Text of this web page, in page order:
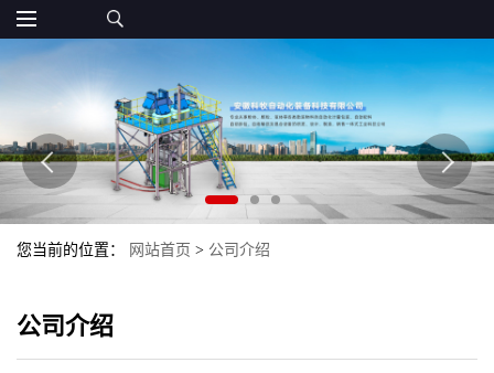
您当前的位置： 网站首页 > 公司介绍
公司介绍